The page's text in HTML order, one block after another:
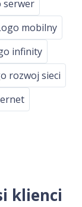
serwer
mobilny
infinity
rozwoj sieci
klienci